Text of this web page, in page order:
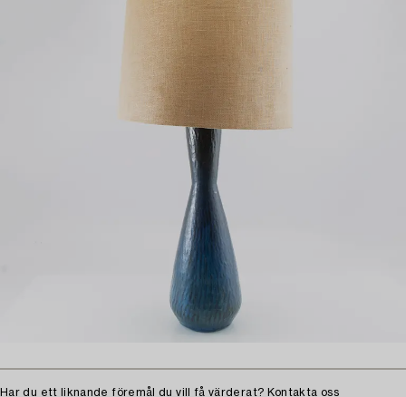
Har du ett liknande föremål du vill få värderat? Kontakta oss